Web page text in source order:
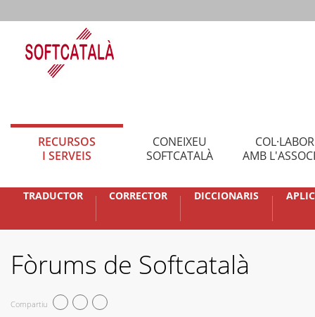
RECURSOS
I SERVEIS
CONEIXEU
SOFTCATALÀ
AMB
TRADUCTOR CORRECTOR DICCIONARIS
Fòrums de Softcatalà
Compartiu